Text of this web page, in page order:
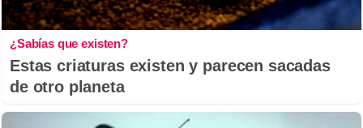
¿Sabías que existen?
Estas criaturas existen y parecen sacadas
de otro planeta